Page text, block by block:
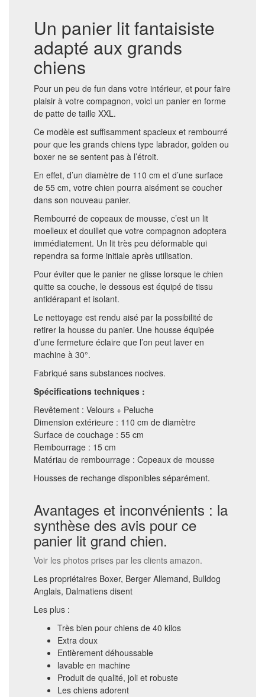
Un panier lit fantaisiste
adapté aux grands
chiens
Pour un peu de fun dans votre intérieur, et pour faire
plaisir à votre compagnon, voici un panier en forme
de patte de taille XXL.
Ce modèle est suffisamment spacieux et rembourré
pour que les grands chiens type labrador, golden ou
boxer ne se sentent pas à l’étroit.
En effet, d’un diamètre de 110 cm et d’une surface
de 55 cm, votre chien pourra aisément se coucher
dans son nouveau panier.
Rembourré de copeaux de mousse, c’est un lit
moelleux et douillet que votre compagnon adoptera
immédiatement. Un lit très peu déformable qui
rependra sa forme initiale après utilisation.
Pour éviter que le panier ne glisse lorsque le chien
quitte sa couche, le dessous est équipé de tissu
antidérapant et isolant.
Le nettoyage est rendu aisé par la possibilité de
retirer la housse du panier. Une housse équipée
d’une fermeture éclaire que l’on peut laver en
machine à 30°.
Fabriqué sans substances nocives.
Spécifications techniques :
Revêtement : Velours + Peluche
Dimension extérieure : 110 cm de diamètre
Surface de couchage : 55 cm
Rembourrage : 15 cm
Matériau de rembourrage : Copeaux de mousse
Housses de rechange disponibles séparément.
Avantages et inconvénients : la
synthèse des avis pour ce
panier lit grand chien.
Voir les photos prises par les clients amazon.
Les propriétaires Boxer, Berger Allemand, Bulldog
Anglais, Dalmatiens disent
Les plus :
Très bien pour chiens de 40 kilos
Extra doux
Entièrement déhoussable
lavable en machine
Produit de qualité, joli et robuste
Les chiens adorent